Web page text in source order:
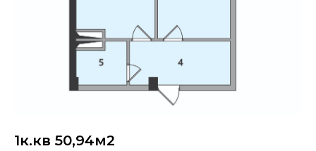
1к.кв 50,94м2